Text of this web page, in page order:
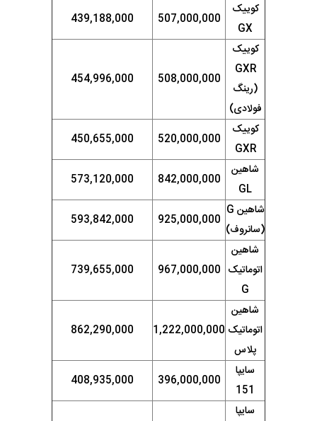
کوییک
GX
507,000,000
439,188,000
کوییک
GXR
(رینگ
فولادی)
508,000,000
454,996,000
کوییک
GXR
520,000,000
450,655,000
شاهین
GL
842,000,000
573,120,000
شاهین G
(سانروف)
925,000,000
593,842,000
شاهین
اتوماتیک
G
967,000,000
739,655,000
شاهین
اتوماتیک
پلاس
1,222,000,000
862,290,000
سایپا
151
396,000,000
408,935,000
سایپا